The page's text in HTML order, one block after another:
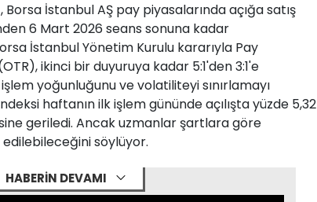
Borsa İstanbul AŞ pay piyasalarında açığa satış
6 Mart 2026 seans sonuna kadar
İstanbul Yönetim Kurulu kararıyla Pay
ikinci bir duyuruya kadar 5:1'den 3:1'e
yoğunluğunu ve volatiliteyi sınırlamayı
haftanın ilk işlem gününde açılışta yüzde 5,32
geriledi. Ancak uzmanlar şartlara göre
söylüyor.
HABERİN DEVAMI